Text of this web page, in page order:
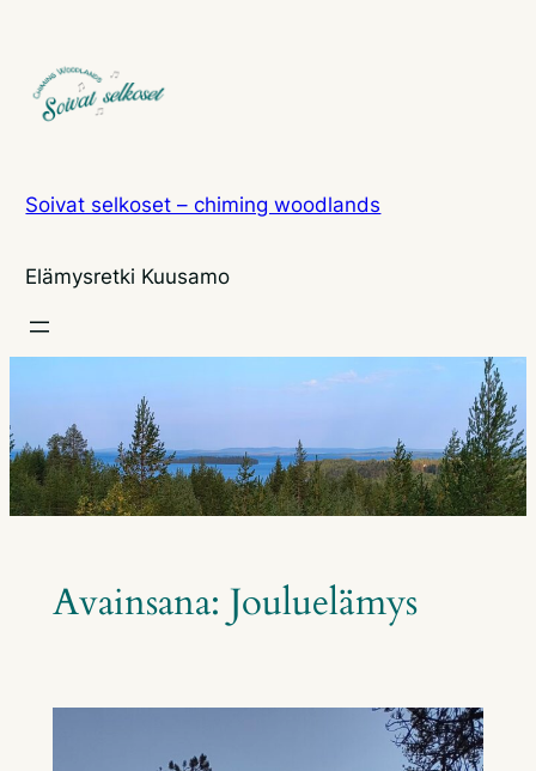
Soivat selkoset – chiming woodlands
Elämysretki Kuusamo
Avainsana: Jouluelämys